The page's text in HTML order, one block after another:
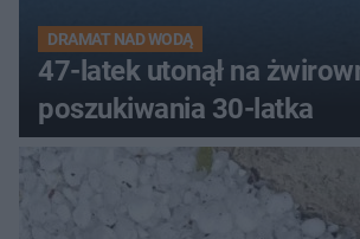
DRAMAT NAD WODĄ
47-latek utonął na
poszukiwania 30-latka